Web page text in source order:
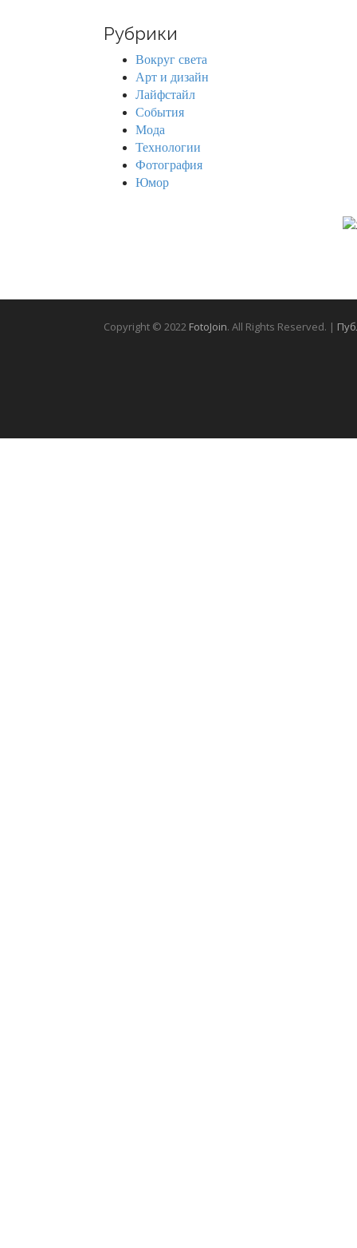
c
Рубрики
Вокруг света
Арт и дизайн
Лайфстайл
События
Мода
Технологии
Фотография
Юмор
Copyright © 2022 FotoJoin. All Rights Reserved. |